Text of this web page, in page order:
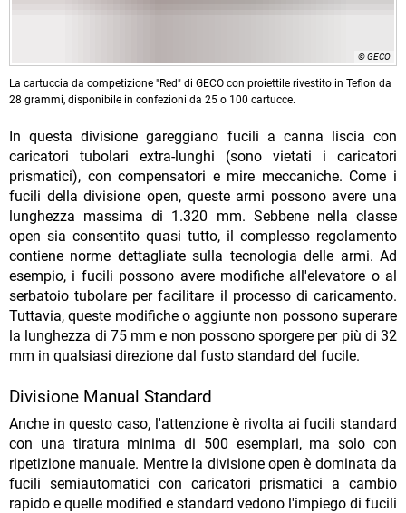
© GECO
La cartuccia da competizione "Red" di GECO con proiettile rivestito in Teflon da
28 grammi, disponibile in confezioni da 25 o 100 cartucce.
In questa divisione gareggiano fucili a canna liscia con
caricatori tubolari extra-lunghi (sono vietati i caricatori
prismatici), con compensatori e mire meccaniche. Come i
fucili della divisione open, queste armi possono avere una
lunghezza massima di 1.320 mm. Sebbene nella classe
open sia consentito quasi tutto, il complesso regolamento
contiene norme dettagliate sulla tecnologia delle armi. Ad
esempio, i fucili possono avere modifiche all'elevatore o al
serbatoio tubolare per facilitare il processo di caricamento.
Tuttavia, queste modifiche o aggiunte non possono superare
la lunghezza di 75 mm e non possono sporgere per più di 32
mm in qualsiasi direzione dal fusto standard del fucile.
Divisione Manual Standard
Anche in questo caso, l'attenzione è rivolta ai fucili standard
con una tiratura minima di 500 esemplari, ma solo con
ripetizione manuale. Mentre la divisione open è dominata da
fucili semiautomatici con caricatori prismatici a cambio
rapido e quelle modified e standard vedono l'impiego di fucili